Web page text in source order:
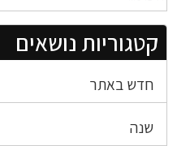
קטגוריות נושאים
חדש באתר
שנה